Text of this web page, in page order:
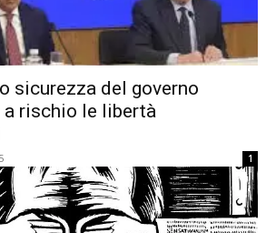
sicurezza del governo
rischio le libertà
1